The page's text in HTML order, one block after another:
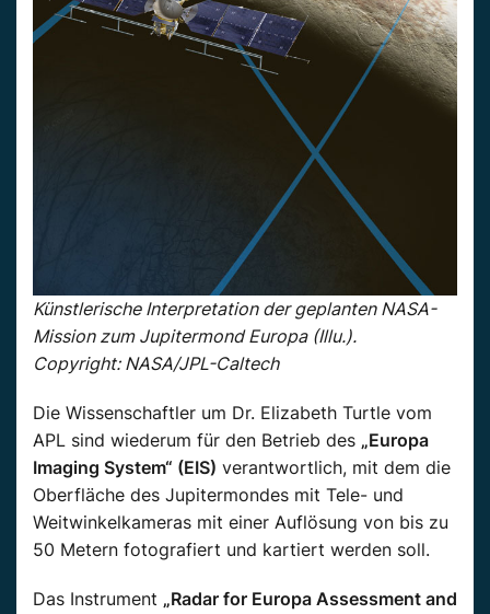
Künstlerische Interpretation der geplanten NASA-
Mission zum Jupitermond Europa (Illu.).
Copyright: NASA/JPL-Caltech
Die Wissenschaftler um Dr. Elizabeth Turtle vom
APL sind wiederum für den Betrieb des „Europa
Imaging System“ (EIS) verantwortlich, mit dem die
Oberfläche des Jupitermondes mit Tele- und
Weitwinkelkameras mit einer Auflösung von bis zu
50 Metern fotografiert und kartiert werden soll.
Das Instrument „Radar for Europa Assessment and